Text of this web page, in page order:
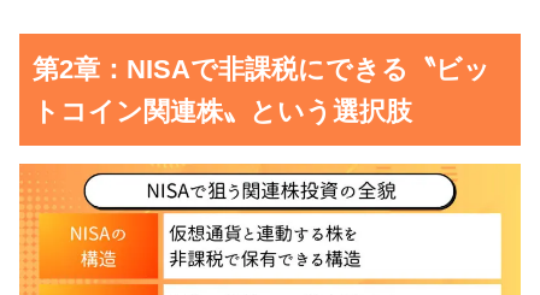
第2章：NISAで非課税にできる〝ビッ
トコイン関連株〟という選択肢